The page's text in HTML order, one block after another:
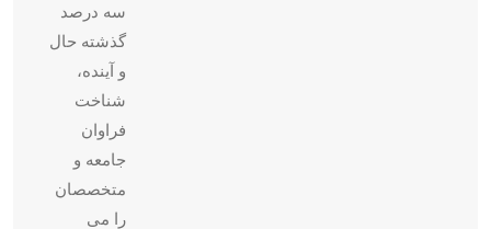
سه درصد
گذشته حال
و آینده،
شناخت
فراوان
جامعه و
متخصصان
را می